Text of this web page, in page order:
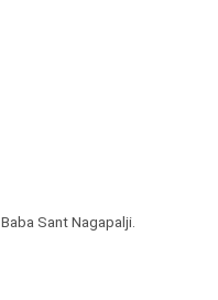
Sant Nagapalji.